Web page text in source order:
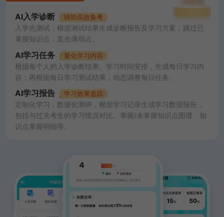
AI入学诊断 辅助高效备考
入学先测试，根据测试结果生成诊断报告及学习方案，跳过已
掌握知识点，直击薄弱点。
AI学习任务 量化学习内容
根据每个人的入学诊断结果、学习时间安排，生成每日学习内
容；再根据每日学习测试结果，动态调整每日任务。
AI学习报告 学习效果追踪
定制化学习，数据化测评，根据学习记录生成学习数据报告，
包括与过关考生的学习情况对比、掌握/未掌握知识点图谱、知
识点掌握明细等。